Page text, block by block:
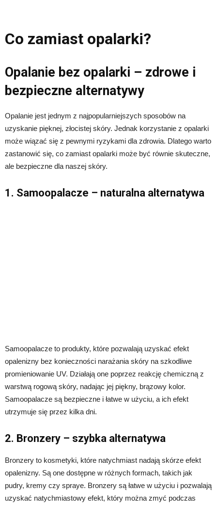
Co zamiast opalarki?
Opalanie bez opalarki – zdrowe i
bezpieczne alternatywy
Opalanie jest jednym z najpopularniejszych sposobów na
uzyskanie pięknej, złocistej skóry. Jednak korzystanie z opalarki
może wiązać się z pewnymi ryzykami dla zdrowia. Dlatego warto
zastanowić się, co zamiast opalarki może być równie skuteczne,
ale bezpieczne dla naszej skóry.
1. Samoopalacze – naturalna alternatywa
Samoopalacze to produkty, które pozwalają uzyskać efekt
opalenizny bez konieczności narażania skóry na szkodliwe
promieniowanie UV. Działają one poprzez reakcję chemiczną z
warstwą rogową skóry, nadając jej piękny, brązowy kolor.
Samoopalacze są bezpieczne i łatwe w użyciu, a ich efekt
utrzymuje się przez kilka dni.
2. Bronzery – szybka alternatywa
Bronzery to kosmetyki, które natychmiast nadają skórze efekt
opalenizny. Są one dostępne w różnych formach, takich jak
pudry, kremy czy spraye. Bronzery są łatwe w użyciu i pozwalają
uzyskać natychmiastowy efekt, który można zmyć podczas